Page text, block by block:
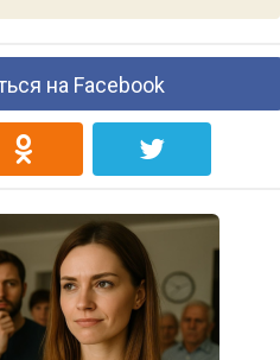
на Facebook